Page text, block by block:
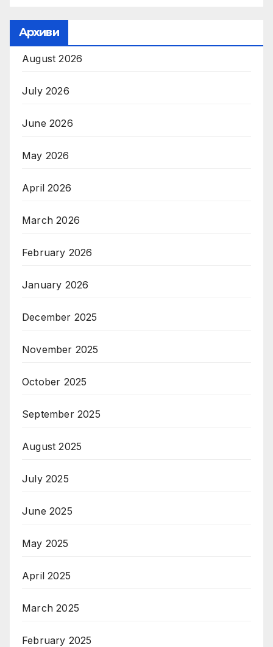
Архиви
August 2026
July 2026
June 2026
May 2026
April 2026
March 2026
February 2026
January 2026
December 2025
November 2025
October 2025
September 2025
August 2025
July 2025
June 2025
May 2025
April 2025
March 2025
February 2025